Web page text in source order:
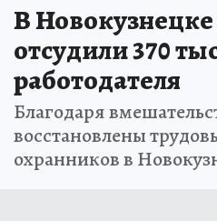
В
отсудили 370
работодателя
Благодаря
восстановлены
охранников в